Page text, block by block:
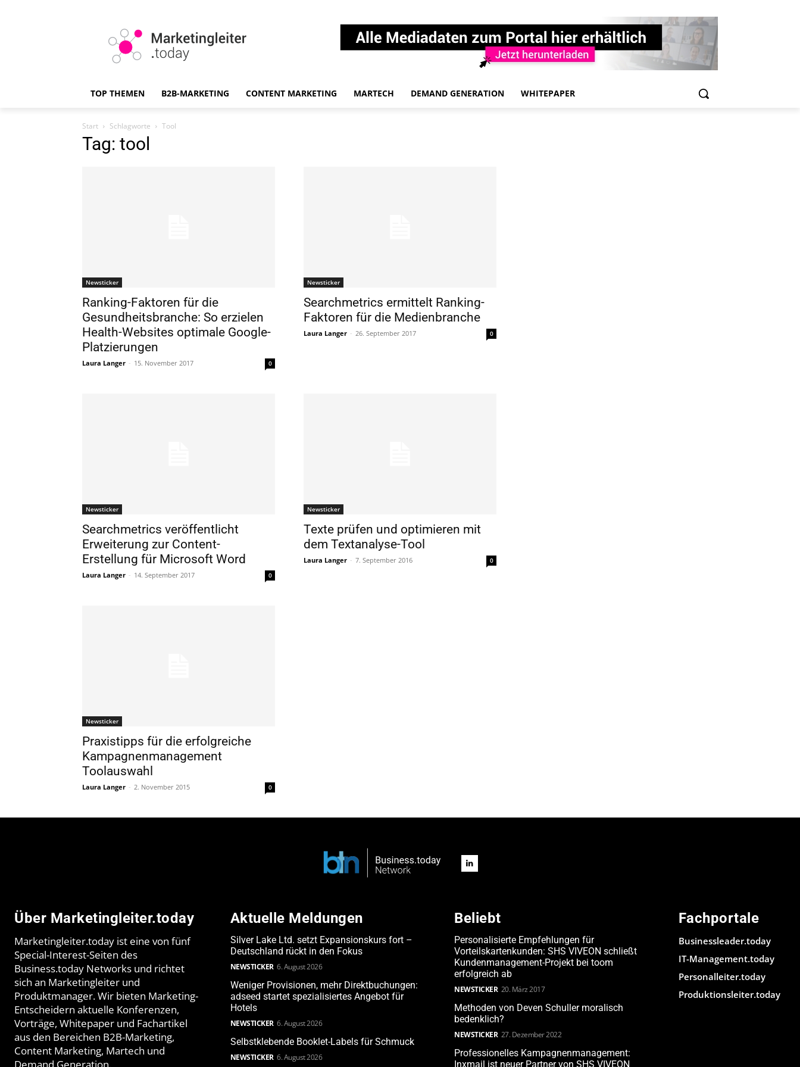
TOP THEMEN B2B-MARKETING CONTENT MARKETING MARTECH DEMAND GENERATION WHITEPAPER
Start Schlagworte Tool
Tag: tool
Newsticker
Ranking-Faktoren für die
Gesundheitsbranche: So erzielen
Health-Websites optimale Google-
Platzierungen
Laura Langer - 15. November 2017 0
Newsticker
Searchmetrics ermittelt Ranking-
Faktoren für die Medienbranche
Laura Langer - 26. September 2017 0
Newsticker
Searchmetrics veröffentlicht
Erweiterung zur Content-
Erstellung für Microsoft Word
Laura Langer - 14. September 2017 0
Newsticker
Texte prüfen und optimieren mit
dem Textanalyse-Tool
Laura Langer - 7. September 2016 0
Newsticker
Praxistipps für die erfolgreiche
Kampagnenmanagement
Toolauswahl
Laura Langer - 2. November 2015 0
Über Marketingleiter.today
Marketingleiter.today ist eine von fünf
Special-Interest-Seiten des
Business.today Networks und richtet
sich an Marketingleiter und
Produktmanager. Wir bieten Marketing-
Entscheidern aktuelle Konferenzen,
Vorträge, Whitepaper und Fachartikel
aus den Bereichen B2B-Marketing,
Content Marketing, Martech und
Demand Generation.
Aktuelle Meldungen
Silver Lake Ltd. setzt Expansionskurs fort –
Deutschland rückt in den Fokus
NEWSTICKER 6. August 2026
Weniger Provisionen, mehr Direktbuchungen:
adseed startet spezialisiertes Angebot für
Hotels
NEWSTICKER 6. August 2026
Selbstklebende Booklet-Labels für Schmuck
NEWSTICKER 6. August 2026
Beliebt
Personalisierte Empfehlungen für
Vorteilskartenkunden: SHS VIVEON schließt
Kundenmanagement-Projekt bei toom
erfolgreich ab
NEWSTICKER 20. März 2017
Methoden von Deven Schuller moralisch
bedenklich?
NEWSTICKER 27. Dezember 2022
Professionelles Kampagnenmanagement:
Inxmail ist neuer Partner von SHS VIVEON
Fachportale
Businessleader.today
IT-Management.today
Personalleiter.today
Produktionsleiter.today